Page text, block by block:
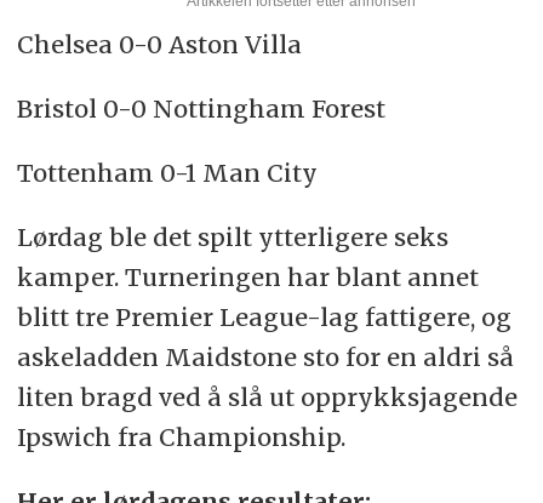
Chelsea 0-0 Aston Villa
Bristol 0-0 Nottingham Forest
Tottenham 0-1 Man City
Lørdag ble det spilt ytterligere seks
kamper. Turneringen har blant annet
blitt tre Premier League-lag fattigere, og
askeladden Maidstone sto for en aldri så
liten bragd ved å slå ut opprykksjagende
Ipswich fra Championship.